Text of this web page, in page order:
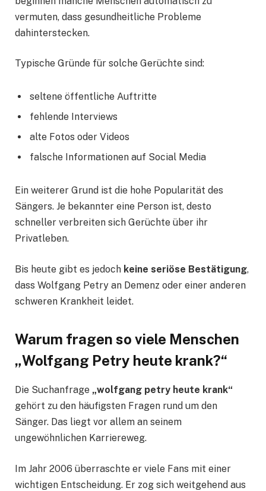
vermuten, dass gesundheitliche Probleme
dahinterstecken.
Typische Gründe für solche Gerüchte sind:
seltene öffentliche Auftritte
fehlende Interviews
alte Fotos oder Videos
falsche Informationen auf Social Media
Ein weiterer Grund ist die hohe Popularität des
Sängers. Je bekannter eine Person ist, desto
schneller verbreiten sich Gerüchte über ihr
Privatleben.
Bis heute gibt es jedoch keine seriöse Bestätigung,
dass Wolfgang Petry an Demenz oder einer anderen
schweren Krankheit leidet.
Warum fragen so viele Menschen
„Wolfgang Petry heute krank?“
Die Suchanfrage „wolfgang petry heute krank“
gehört zu den häufigsten Fragen rund um den
Sänger. Das liegt vor allem an seinem
ungewöhnlichen Karriereweg.
Im Jahr 2006 überraschte er viele Fans mit einer
wichtigen Entscheidung. Er zog sich weitgehend aus